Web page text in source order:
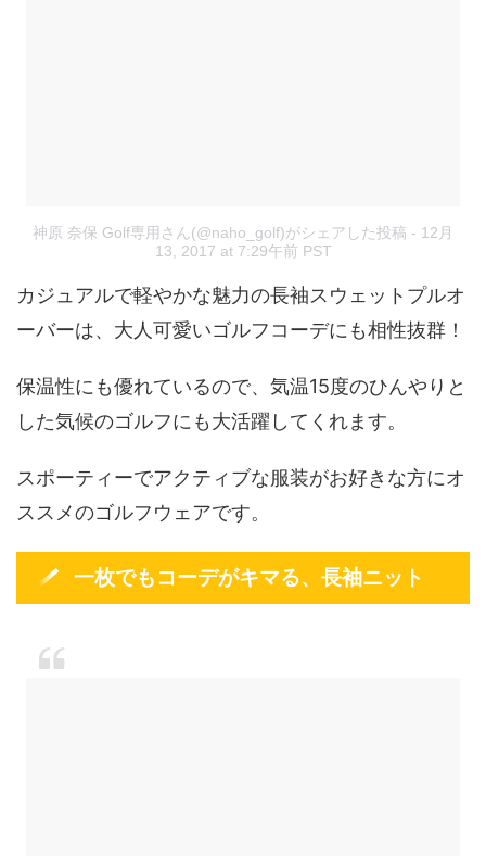
神原 奈保 Golf専用さん(@naho_golf)がシェアした投稿 - 12月
13, 2017 at 7:29午前 PST
カジュアルで軽やかな魅力の長袖スウェットプルオ
ーバーは、大人可愛いゴルフコーデにも相性抜群！
保温性にも優れているので、気温15度のひんやりと
した気候のゴルフにも大活躍してくれます。
スポーティーでアクティブな服装がお好きな方にオ
ススメのゴルフウェアです。
一枚でもコーデがキマる、長袖ニット